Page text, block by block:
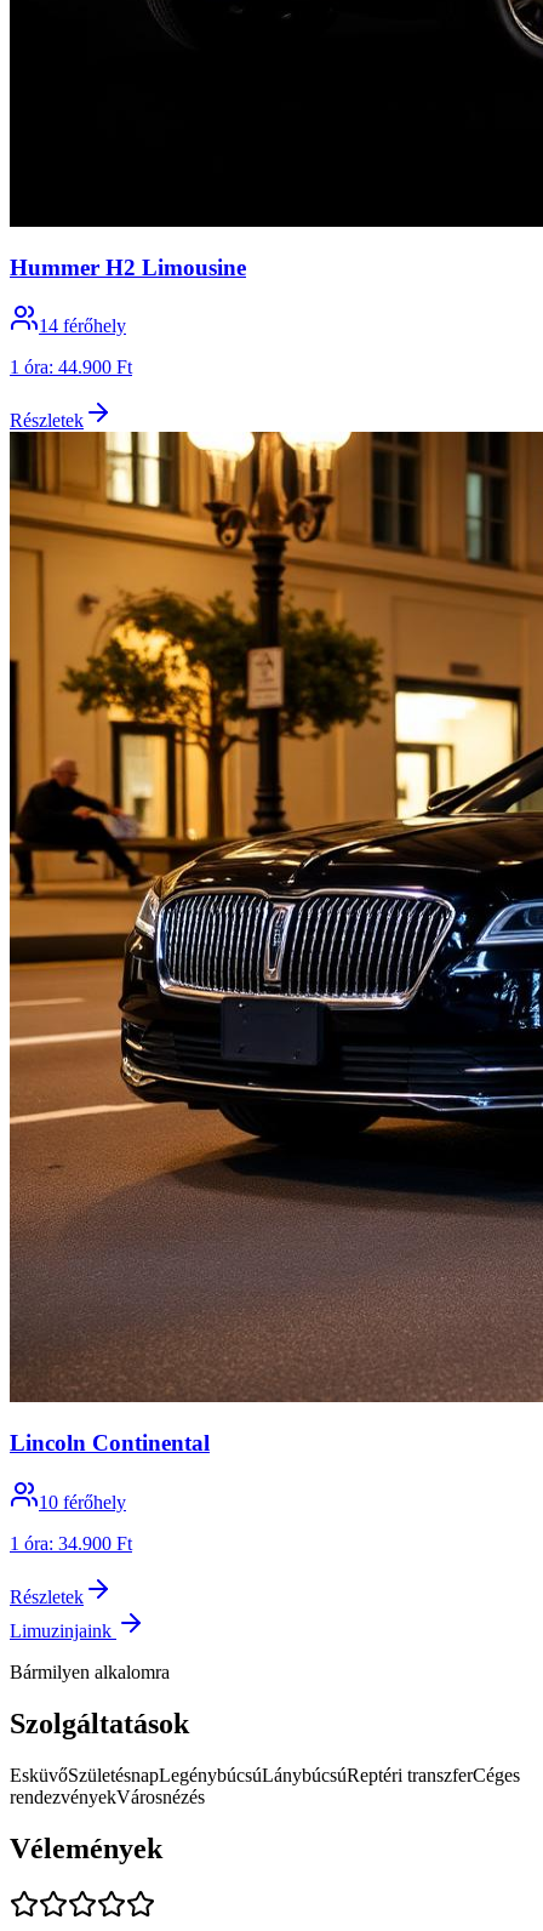
Hummer H2 Limousine
14 férőhely
1 óra: 44.900 Ft
Részletek
Lincoln Continental
10 férőhely
1 óra: 34.900 Ft
Részletek
Limuzinjaink
Bármilyen alkalomra
Szolgáltatások
EsküvőSzületésnapLegénybúcsúLánybúcsúReptéri transzferCéges
rendezvényekVárosnézés
Vélemények